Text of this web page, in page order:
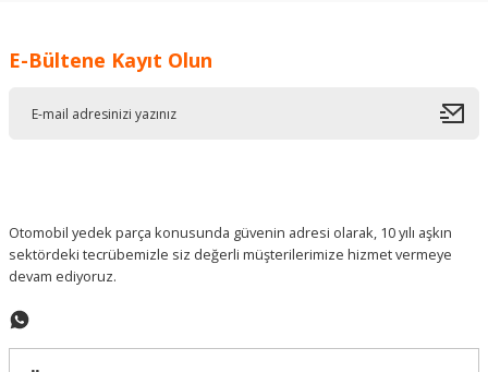
Ürün resmi kalitesiz, bozuk veya görüntülenemiyor.
E-Bültene Kayıt Olun
Otomobil yedek parça konusunda güvenin adresi olarak, 10 yılı aşkın
sektördeki tecrübemizle siz değerli müşterilerimize hizmet vermeye
devam ediyoruz.